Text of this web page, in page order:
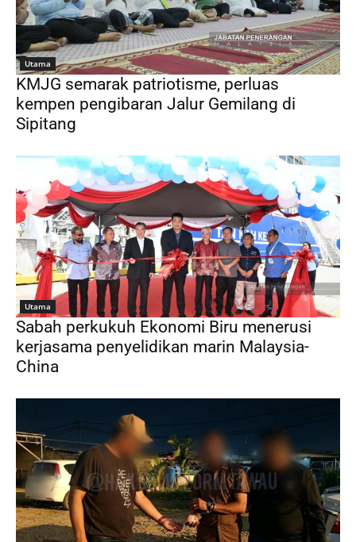
Utama
KMJG semarak patriotisme, perluas
kempen pengibaran Jalur Gemilang di
Sipitang
Utama
Sabah perkukuh Ekonomi Biru menerusi
kerjasama penyelidikan marin Malaysia-
China